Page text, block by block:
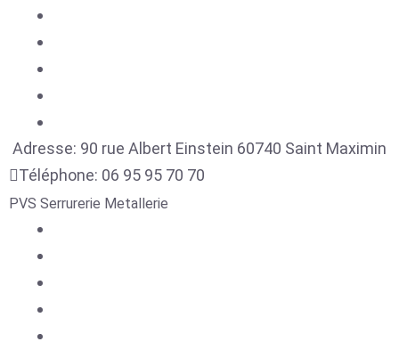
Adresse: 90 rue Albert Einstein 60740 Saint Maximin
Téléphone: 06 95 95 70 70
PVS Serrurerie Metallerie